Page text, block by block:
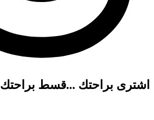
اشترى براحتك ...قسط براحتك